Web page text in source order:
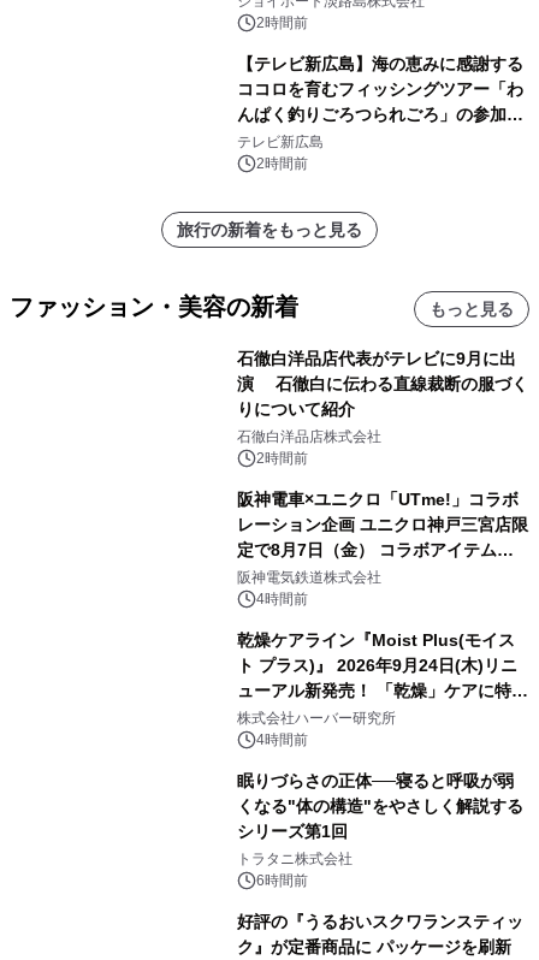
2時間前
【テレビ新広島】海の恵みに感謝する
ココロを育むフィッシングツアー「わ
んぱく釣りごろつられごろ」の参加小
学生を募集
テレビ新広島
2時間前
旅行の新着をもっと見る
ファッション・美容の新着 もっと見る
石徹白洋品店代表がテレビに9月に出
演 石徹白に伝わる直線裁断の服づく
りについて紹介
石徹白洋品店株式会社
2時間前
阪神電車×ユニクロ「UTme!」コラボ
レーション企画 ユニクロ神戸三宮店限
定で8月7日（金） コラボアイテムが
発売決定！
阪神電気鉄道株式会社
4時間前
乾燥ケアライン『Moist Plus(モイス
ト プラス)』 2026年9月24日(木)リニ
ューアル新発売！ 「乾燥」ケアに特化
し、ライン使いで潤いに満ちた肌へ
株式会社ハーバー研究所
4時間前
眠りづらさの正体──寝ると呼吸が弱
くなる"体の構造"をやさしく解説する
シリーズ第1回
トラタニ株式会社
6時間前
好評の『うるおいスクワランスティッ
ク』が定番商品に パッケージを刷新